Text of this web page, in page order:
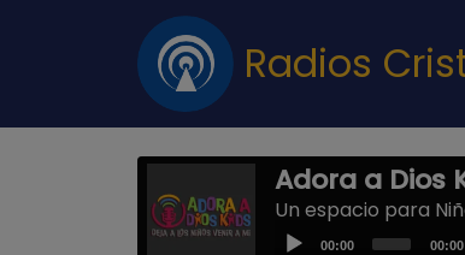
Radios
Adora a Dios
Un espacio para
Audio00:00 00:00